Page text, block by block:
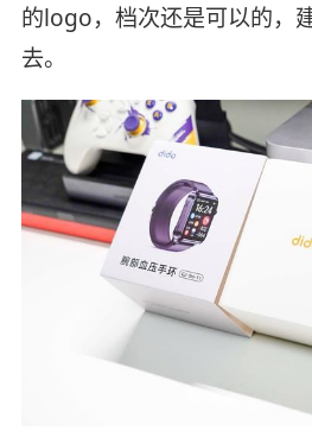
的logo，档次还是可以的，
去。